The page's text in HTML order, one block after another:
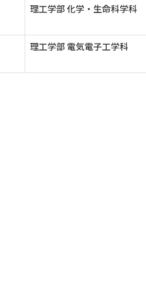
理工学部 化学・生命科学科
理工学部 電気電子工学科